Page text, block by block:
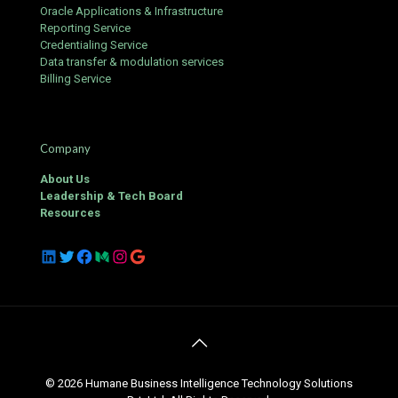
Oracle Applications & Infrastructure
Reporting Service
Credentialing Service
Data transfer & modulation services
Billing Service
Company
About Us
Leadership & Tech Board
Resources
LinkedIn
Twitter
Facebook
Medium
Instagram
Google
© 2026 Humane Business Intelligence Technology Solutions